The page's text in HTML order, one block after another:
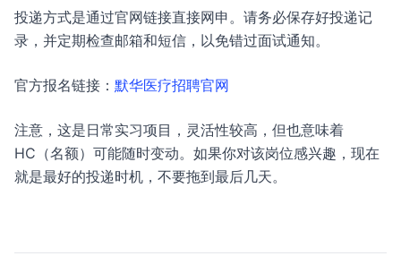
投递方式是通过官网链接直接网申。请务必保存好投递记
录，并定期检查邮箱和短信，以免错过面试通知。
官方报名链接： 默华医疗招聘官网
注意，这是日常实习项目，灵活性较高，但也意味着
HC（名额）可能随时变动。如果你对该岗位感兴趣，现在
就是最好的投递时机，不要拖到最后几天。